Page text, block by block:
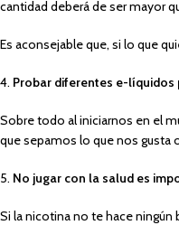
cantidad deberá de ser mayor
Es aconsejable que, si lo que
4. Probar diferentes e-líquidos
Sobre todo al iniciarnos en el
que sepamos lo que nos gusta
5. No jugar con la salud es
Si la nicotina no te hace